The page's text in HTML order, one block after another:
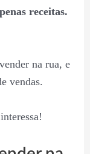
receitas.
na rua, e
vendas.